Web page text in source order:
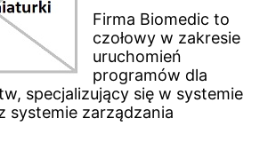
Firma Biomedic to
czołowy w zakresie
uruchomień
programów dla
specjalizujący się w systemie
systemie zarządzania